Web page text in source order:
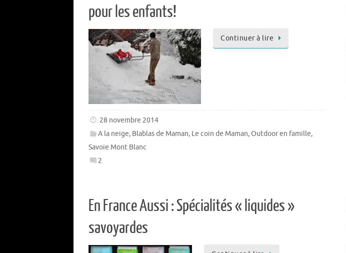
pour les enfants!
Continuer à lire
28 novembre 2014
A la neige, Blablas de Maman, Le coin de Maman,Outdoor en famille,
Savoie Mont Blanc
2
En France Aussi : Spécialités « liquides »
savoyardes